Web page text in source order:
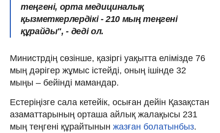
теңгені, орта медициналық
қызметкерлердікі - 210 мың теңгені
құрайды", - деді ол.
Министрдің сөзінше, қазіргі уақытта елімізде 76
мың дәрігер жұмыс істейді, оның ішінде 32
мыңы – бейінді мамандар.
Естеріңізге сала кетейік, осыған дейін Қазақстан
азаматтарының орташа айлық жалақысы 231
мың теңгені құрайтынын жазған болатынбыз.